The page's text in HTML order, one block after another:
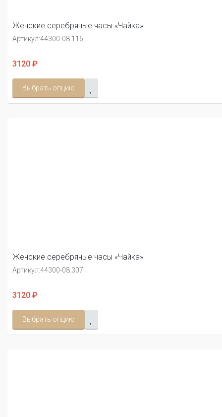
Женские серебряные часы «Чайка»
Артикул:44300-08.116
3120 ₽
Выбрать опцию
Женские серебряные часы «Чайка»
Артикул:44300-08.307
3120 ₽
Выбрать опцию